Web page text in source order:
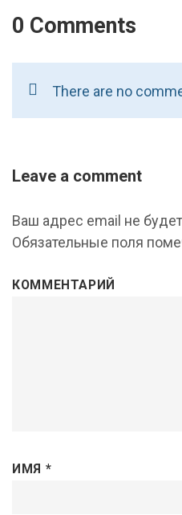
0 Comments
There are no
Leave a comment
Ваш адрес email не
Обязательные поля
КОММЕНТАРИЙ
ИМЯ *